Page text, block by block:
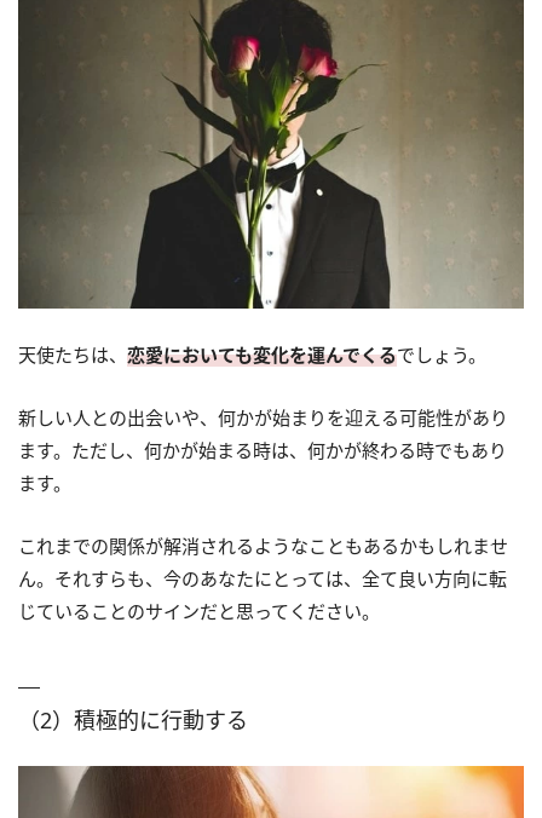
天使たちは、 恋愛においても変化を運んでくるでしょう。
新しい人との出会いや、何かが始まりを迎える可能性があり
ます。ただし、何かが始まる時は、何かが終わる時でもあり
ます。
これまでの関係が解消されるようなこともあるかもしれませ
ん。それすらも、今のあなたにとっては、全て良い方向に転
じていることのサインだと思ってください。
（2）積極的に行動する